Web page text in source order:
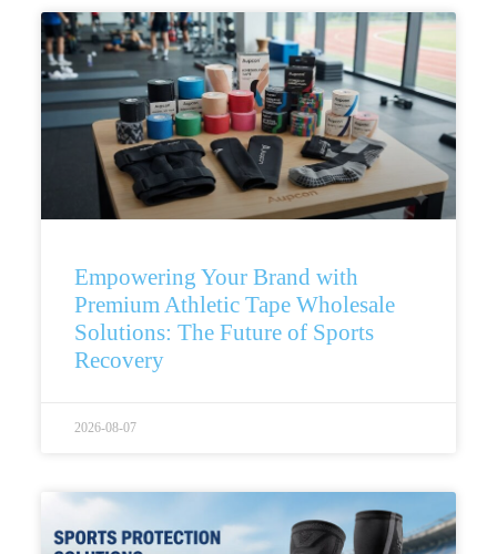
Empowering Your Brand with
Premium Athletic Tape Wholesale
Solutions: The Future of Sports
Recovery
2026-08-07